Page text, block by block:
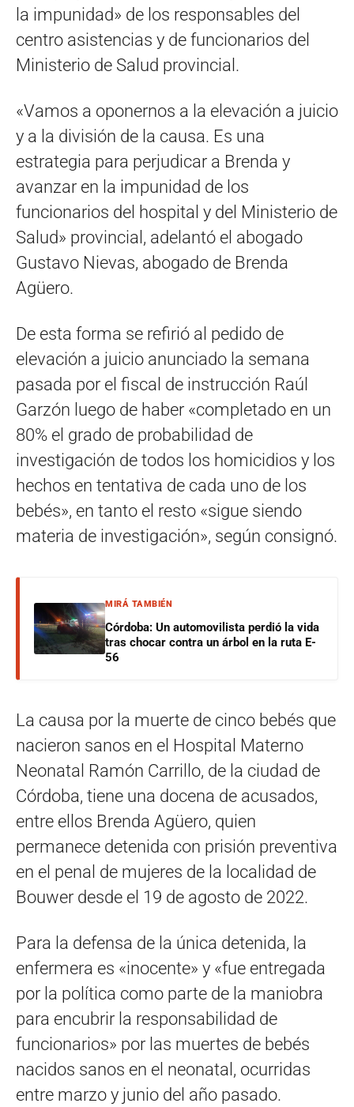
la impunidad» de los responsables del
centro asistencias y de funcionarios del
Ministerio de Salud provincial.
«Vamos a oponernos a la elevación a juicio
y a la división de la causa. Es una
estrategia para perjudicar a Brenda y
avanzar en la impunidad de los
funcionarios del hospital y del Ministerio de
Salud» provincial, adelantó el abogado
Gustavo Nievas, abogado de Brenda
Agüero.
De esta forma se refirió al pedido de
elevación a juicio anunciado la semana
pasada por el fiscal de instrucción Raúl
Garzón luego de haber «completado en un
80% el grado de probabilidad de
investigación de todos los homicidios y los
hechos en tentativa de cada uno de los
bebés», en tanto el resto «sigue siendo
materia de investigación», según consignó.
MIRÁ TAMBIÉN
Córdoba: Un automovilista perdió la vida
tras chocar contra un árbol en la ruta E-
56
La causa por la muerte de cinco bebés que
nacieron sanos en el Hospital Materno
Neonatal Ramón Carrillo, de la ciudad de
Córdoba, tiene una docena de acusados,
entre ellos Brenda Agüero, quien
permanece detenida con prisión preventiva
en el penal de mujeres de la localidad de
Bouwer desde el 19 de agosto de 2022.
Para la defensa de la única detenida, la
enfermera es «inocente» y «fue entregada
por la política como parte de la maniobra
para encubrir la responsabilidad de
funcionarios» por las muertes de bebés
nacidos sanos en el neonatal, ocurridas
entre marzo y junio del año pasado.